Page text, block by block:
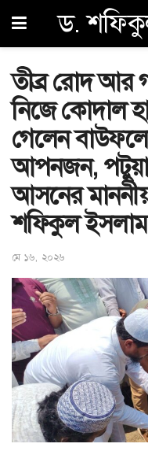
ড.
তীব্র রোদ আর
নিজে কোদাল
গেলেন
আপনজন,
আসনের
শফিকুল
মে ১৬, ২০২৬